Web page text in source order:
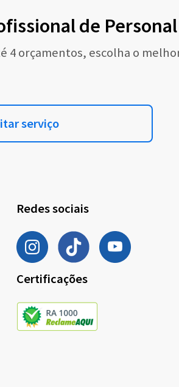
de
4 orçamentos, escolha o
serviço
Redes sociais
Certificações